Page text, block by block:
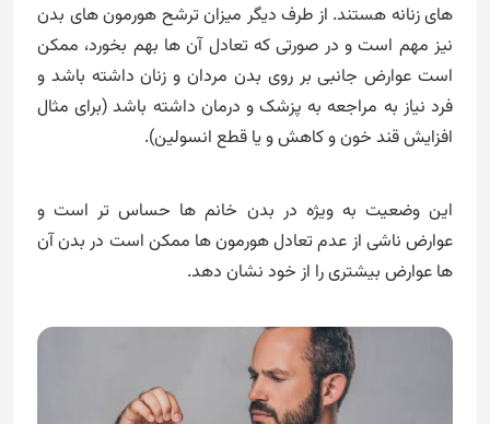
های زنانه هستند. از طرف دیگر میزان ترشح هورمون های بدن
نیز مهم است و در صورتی که تعادل آن ها بهم بخورد، ممکن
است عوارض جانبی بر روی بدن مردان و زنان داشته باشد و
فرد نیاز به مراجعه به پزشک و درمان داشته باشد (برای مثال
افزایش قند خون و کاهش و یا قطع انسولین).
این وضعیت به ویژه در بدن خانم ها حساس تر است و
عوارض ناشی از عدم تعادل هورمون ها ممکن است در بدن آن
ها عوارض بیشتری را از خود نشان دهد.